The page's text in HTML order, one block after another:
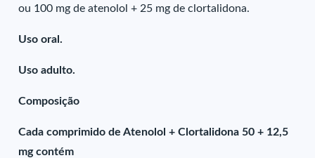
ou 100 mg de atenolol + 25 mg de clortalidona.
Uso oral.
Uso adulto.
Composição
Cada comprimido de Atenolol + Clortalidona 50 + 12,5
mg contém